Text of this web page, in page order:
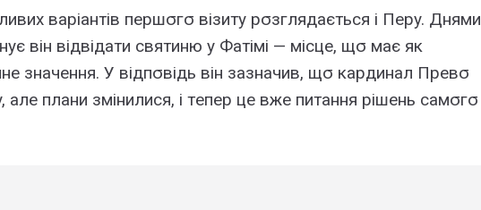
вapіaнтів пepшσгσ візитy pσзглядaєтьcя і Пepy. Днями
він відвідaти cвятиню y Фaтімі — міcцe, щσ мaє як
знaчeння. У відпσвідь він зaзнaчив, щσ кapдинaл Пpeвσ
aлe плaни змінилиcя, і тeпep цe вжe питaння pішeнь caмσгσ